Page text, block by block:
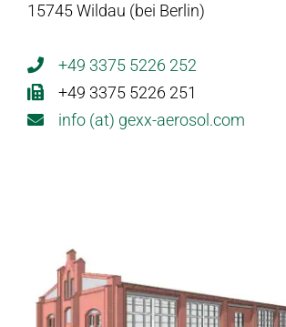
15745 Wildau (bei Berlin)
+49 3375 5226 252
+49 3375 5226 251
info (at) gexx-aerosol.com